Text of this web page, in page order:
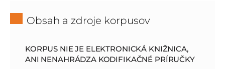
Obsah a zdroje korpusov
KORPUS NIE JE ELEKTRONICKÁ KNIŽNICA,
ANI NENAHRÁDZA KODIFIKAČNÉ PRÍRUČKY